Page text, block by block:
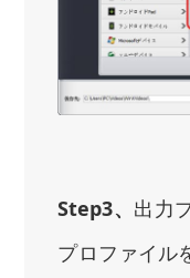
Step3、 出力
プロファイル